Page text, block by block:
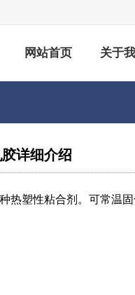
网站首页 关于
详细介绍
性粘合剂。可常温